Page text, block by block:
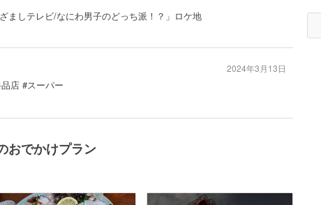
ましテレビ/なにわ男子のどっち派！？」ロケ地
店 #スーパー
2024年3月13日
おでかけプラン